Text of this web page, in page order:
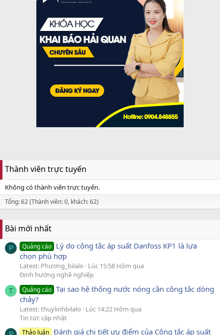
Thành viên trực tuyến
Không có thành viên trực tuyến.
Tổng: 62 (Thành viên: 0, khách: 62)
Bài mới nhất
P Quảng cáo Lý do công tắc áp suất Danfoss KP1 là lựa
chọn phù hợp
Latest: Phương_bilalo
Lúc 15:58 Hôm qua
Định hướng nghề nghiệp
T Quảng cáo Tại sao hệ thống nước nóng cần công tắc dòng
chảy?
Latest: thuylinhbilalo
Lúc 14:22 Hôm qua
Tin tức cập nhật
Thảo luận Đánh giá chi tiết ưu điểm của Công tắc áp suất